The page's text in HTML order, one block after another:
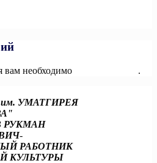
вам необходимо
.
УМАТГИРЕЯ
РУКМАН
-
РАБОТНИК
КУЛЬТУРЫ